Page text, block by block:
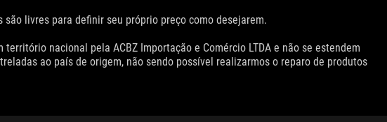
livres para definir seu próprio preço como desejarem.
nacional pela ACBZ Importação e Comércio LTDA e não se estendem
ao país de origem, não sendo possível realizarmos o reparo de produtos